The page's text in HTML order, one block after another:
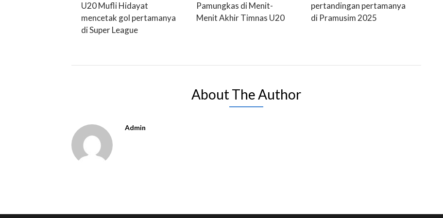
U20 Mufli Hidayat
mencetak gol pertamanya
di Super League
Pamungkas di Menit-
Menit Akhir Timnas U20
pertandingan pertamanya
di Pramusim 2025
About The Author
Admin